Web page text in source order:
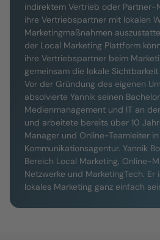
indirektem Vertrieb oder Partner-
ihre Vertriebspartner mit lokalen
Marketingmaßnahmen
der Local Marketing Plattform
ihre Vertriebspartner beim
gemeinsam die lokale
Vor der Gründung des eigenen
absolvierte Yannik seinen
Medienmanagement und IT an
und arbeitete bereits über 10
Manager und Online-Teamleiter
Kommunikationsagentur. Yannik
Bereich Local Marketing, Online-
Netzwerke und MarketingTech.
lokales Marketing ganz einfach